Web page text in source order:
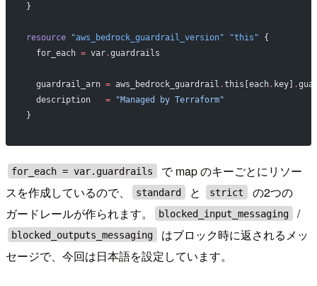
}
resource "aws_bedrock_guardrail_version" "this" {
  for_each
= var.guardrails
  guardrail_arn
= aws_bedrock_guardrail .this[each. key] .
  description
   =
"Managed by Terraform"
}
for_each = var.guardrails
で map のキーごとにリソー
スを作成しているので、
standard と strict
の2つの
ガードレールが作られます。
blocked_input_messaging /
blocked_outputs_messaging
はブロック時に返されるメッ
セージで、今回は日本語を設定しています。